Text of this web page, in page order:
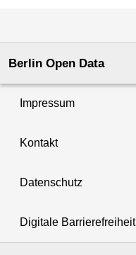
Berlin Open Data
Impressum
Kontakt
Datenschutz
Digitale Barrierefreiheit